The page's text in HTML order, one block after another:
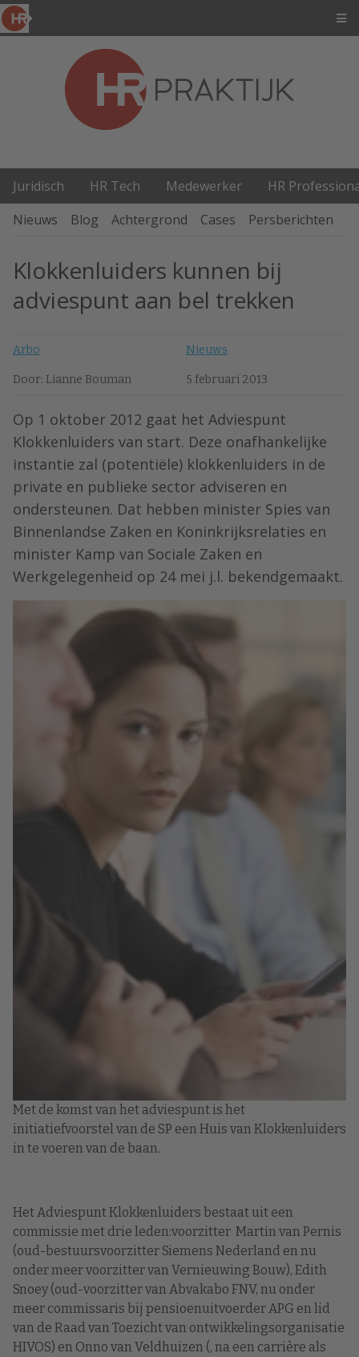
Juridisch HR Tech Medewerker
HR
Nieuws
Blog Achtergrond Cases Persberichten
Klokkenluiders kunnen bij
adviespunt aan bel trekken
Arbo Nieuws
Door: Lianne Bouman 5 februari 2013
Op 1 oktober 2012 gaat het Adviespunt
Klokkenluiders van start. Deze onafhankelijke
instantie zal (potentiële) klokkenluiders in de
private en publieke sector adviseren en
ondersteunen. Dat hebben minister Spies van
Binnenlandse Zaken en Koninkrijksrelaties en
minister Kamp van Sociale Zaken en
Werkgelegenheid op 24 mei j.l. bekendgemaakt.
Met de komst van het adviespunt is het
initiatiefvoorstel van de SP een Huis van Klokkenluiders
in te voeren van de baan.
Het Adviespunt Klokkenluiders bestaat uit een
commissie met drie leden:voorzitter Martin van Pernis
(oud-bestuursvoorzitter Siemens Nederland en nu
onder meer voorzitter van Vernieuwing Bouw), Edith
Snoey (oud-voorzitter van Abvakabo FNV, nu onder
meer commissaris bij pensioenuitvoerder APG en lid
van de Raad van Toezicht van ontwikkelingsorganisatie
HIVOS) en Onno van Veldhuizen (, na een carrière als